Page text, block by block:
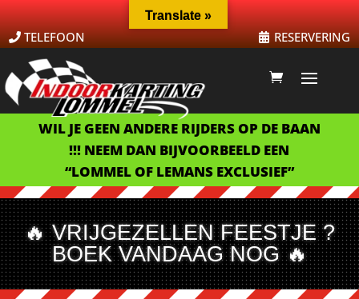
TELEFOON RESERVERING
WIL JE GEEN ANDERE RIJDERS OP DE BAAN
!!! NEEM DAN BIJVOORBEELD EEN
“LOMMEL OF LEMANS EXCLUSIEF”
🔥 VRIJGEZELLEN FEESTJE ?
BOEK VANDAAG NOG 🔥
Translate »